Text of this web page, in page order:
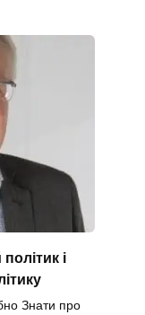
і
Знати про